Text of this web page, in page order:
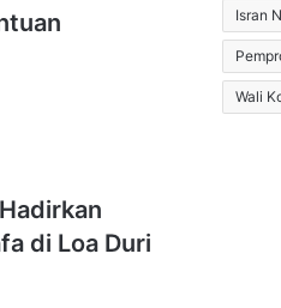
di Loa Duri
Isran
Wali